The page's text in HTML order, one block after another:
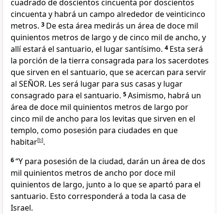
cuadrado de doscientos cincuenta por doscientos
cincuenta y habrá un campo alrededor de veinticinco
metros. 3 De esta área medirás un área de doce mil
quinientos metros de largo y de cinco mil de ancho, y
allí estará el santuario, el lugar santísimo. 4 Esta será
la porción de la tierra consagrada para los sacerdotes
que sirven en el santuario, que se acercan para servir
al SEÑOR. Les será lugar para sus casas y lugar
consagrado para el santuario. 5Asimismo, habrá un
área de doce mil quinientos metros de largo por
cinco mil de ancho para los levitas que sirven en el
templo, como posesión para ciudades en que
habitar[b].
6“Y para posesión de la ciudad, darán un área de dos
mil quinientos metros de ancho por doce mil
quinientos de largo, junto a lo que se apartó para el
santuario. Esto corresponderá a toda la casa de
Israel.